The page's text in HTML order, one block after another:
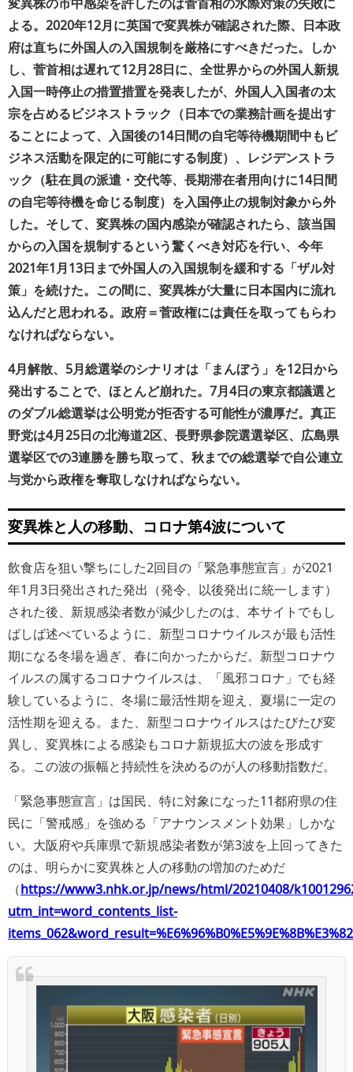
よる。2020年12月に英国で変異株が確認された際、日本政
府は直ちに外国人の入国規制を厳格にすべきだった。しか
し、菅首相は遅れて12月28日に、全世界からの外国人新規
入国一時停止の措置措置を発表したが、外国人入国者の太
宗を占めるビジネストラック（日本での業務計画を提出す
ることによって、入国後の14日間の自宅等待機期間中もビ
ジネス活動を限定的に可能にする制度）、レジデンストラ
ック（駐在員の派遣・交代等、長期滞在者用向けに14日間
の自宅等待機を命じる制度）を入国停止の規制対象から外
した。そして、変異株の国内感染が確認されたら、該当国
からの入国を規制するという驚くべき対応を行い、今年
2021年1月13日まで外国人の入国規制を緩和する「ザル対
策」を続けた。この間に、変異株が大量に日本国内に流れ
込んだと思われる。政府＝菅政権には責任を取ってもらわ
なければならない。
4月解散、5月総選挙のシナリオは「まんぼう」を12日から
発出することで、ほとんど崩れた。7月4日の東京都議選と
のダブル総選挙は公明党が拒否する可能性が濃厚だ。真正
野党は4月25日の北海道2区、長野県参院選選挙区、広島県
選挙区での3連勝を勝ち取って、秋までの総選挙で自公連立
与党から政権を奪取しなければならない。
変異株と人の移動、コロナ第4波について
飲食店を狙い撃ちにした2回目の「緊急事態宣言」が2021
年1月3日発出された発出（発令、以後発出に統一します）
された後、新規感染者数が減少したのは、本サイトでもし
ばしば述べているように、新型コロナウイルスが最も活性
期になる冬場を過ぎ、春に向かったからだ。新型コロナウ
イルスの属するコロナウイルスは、「風邪コロナ」でも経
験しているように、冬場に最活性期を迎え、夏場に一定の
活性期を迎える。また、新型コロナウイルスはたびたび変
異し、変異株による感染もコロナ新規拡大の波を形成す
る。この波の振幅と持続性を決めるのが人の移動指数だ。
「緊急事態宣言」は国民、特に対象になった11都府県の住
民に「警戒感」を強める「アナウンスメント効果」しかな
い。大阪府や兵庫県で新規感染者数が第3波を上回ってきた
のは、明らかに変異株と人の移動の増加のためだ
（https://www3.nhk.or.jp/news/html/20210408/
utm_int=word_contents_list-